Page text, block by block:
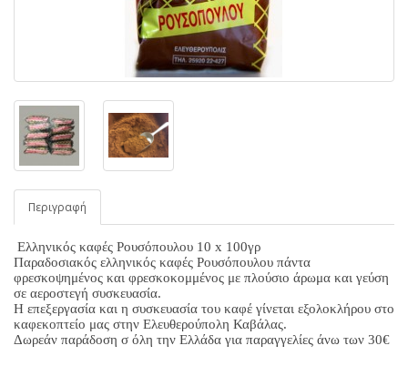
Περιγραφή
Ελληνικός καφές Ρουσόπουλου 10 x 100γρ
Παραδοσιακός ελληνικός καφές Ρουσόπουλου πάντα
φρεσκοψημένος και φρεσκοκομμένος με πλούσιο άρωμα και γεύση
σε αεροστεγή συσκευασία.
Η επεξεργασία και η συσκευασία του καφέ γίνεται εξολοκλήρου στο
καφεκοπτείο μας στην Ελευθερούπολη Καβάλας.
Δωρεάν παράδοση σ όλη την Ελλάδα για παραγγελίες άνω των 30€